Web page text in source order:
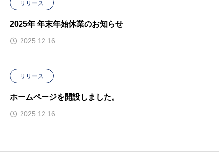
リリース
2025年 年末年始休業のお知らせ
2025.12.16
リリース
ホームページを開設しました。
2025.12.16